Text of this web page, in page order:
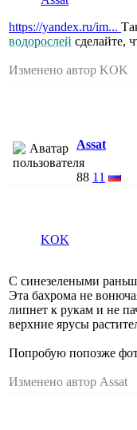
https://yandex.ru/im...
водорослей сделайте,
Изменено автор KOK
Assat
88 11
KOK
С синезелеными
Эта бахрома не
липнет к рукам и не
верхние ярусы
Попробую попозже
Изменено автор Assat